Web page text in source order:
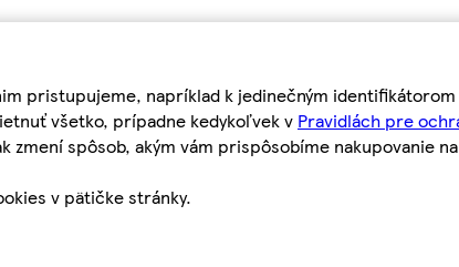
pristupujeme, napríklad k jedinečným
všetko, prípadne kedykoľvek v Pravidlách pre
spôsob, akým vám prispôsobíme nakupovanie
v pätičke stránky.